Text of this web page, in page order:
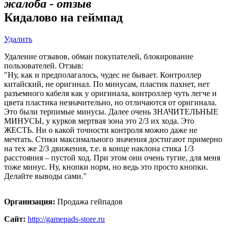
жалоба - отзыв
Кидалово на геймпад
Удалить
Удаление отзывов, обман покупателей, блокирование
пользователей. Отзыв:
"Ну, как и предполагалось, чудес не бывает. Контроллер
китайский, не оригинал. По минусам, пластик пахнет, нет
разъемного кабеля как у оригинала, контроллер чуть легче и
цвета пластика незначительно, но отличаются от оригинала.
Это были терпимые минусы. Далее очень ЗНАЧИТЕЛЬНЫЕ
МИНУСЫ, у курков мертвая зона это 2/3 их хода. Это
ЖЕСТЬ. Ни о какой точности контроля можно даже не
мечтать. Стики максимального значения достигают примерно
на тех же 2/3 движения, т.е. в конце наклона стика 1/3
расстояния – пустой ход. При этом они очень тугие, для меня
тоже минус. Ну, кнопки норм, но ведь это просто кнопки.
Делайте выводы сами."
Организация: Продажа гейпадов
Сайт: http://gamepads-store.ru